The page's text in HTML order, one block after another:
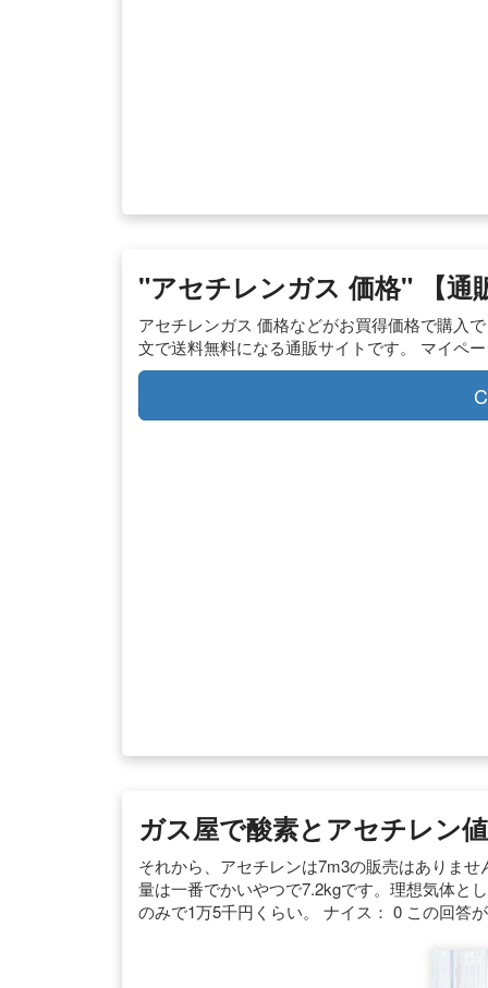
"アセチレンガス 価格" 【通
アセチレンガス 価格などがお買得価格で購入
文で送料無料になる通販サイトです。 マイペ
ガス屋で酸素とアセチレン
それから、アセチレンは7m3の販売はありま
量は一番でかいやつで7.2kgです。理想気体と
のみで1万5千円くらい。 ナイス： 0 この回答